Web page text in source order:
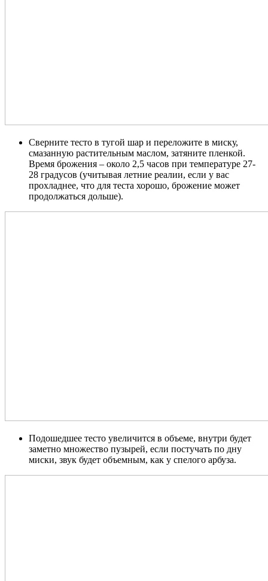
Сверните тесто в тугой шар и переложите в миску,
смазанную растительным маслом, затяните пленкой.
Время брожения – около 2,5 часов при температуре 27-
28 градусов (учитывая летние реалии, если у вас
прохладнее, что для теста хорошо, брожение может
продолжаться дольше).
Подошедшее тесто увеличится в объеме, внутри будет
заметно множество пузырей, если постучать по дну
миски, звук будет объемным, как у спелого арбуза.